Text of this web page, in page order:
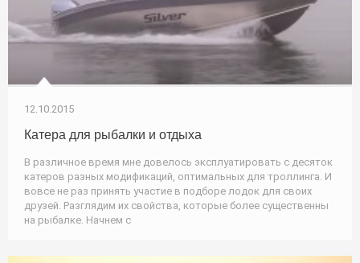
12.10.2015
Катера для рыбалки и отдыха
В различное время мне довелось эксплуатировать с десяток
катеров разных модификаций, оптимальных для троллинга. И
вовсе не раз принять участие в подборе лодок для своих
друзей. Разглядим их свойства, которые более существенны
на рыбалке. Начнем с